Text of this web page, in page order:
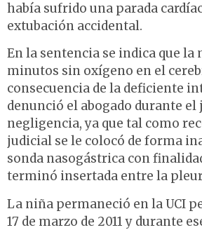
había sufrido una parada
extubación accidental.
En la sentencia se indica que la
minutos sin oxígeno en el
consecuencia de la deficiente
denunció el abogado durante
negligencia, ya que tal como
judicial se le colocó de forma
sonda nasogástrica con
terminó insertada entre la
La niña permaneció en la UCI
17 de marzo de 2011 y durante